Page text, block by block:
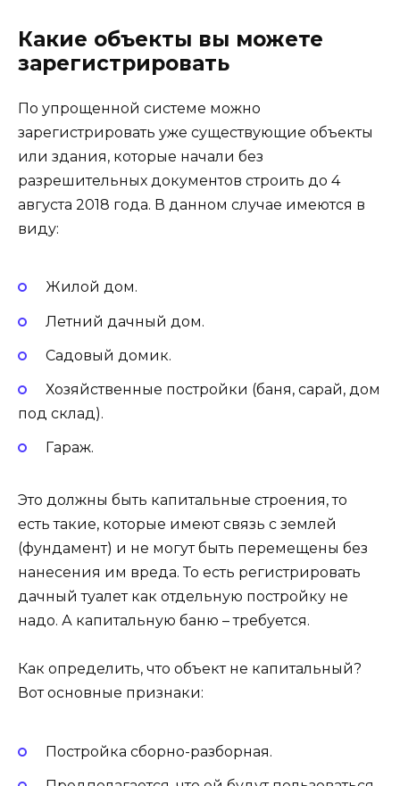
Какие объекты вы можете
зарегистрировать
По упрощенной системе можно
зарегистрировать уже существующие объекты
или здания, которые начали без
разрешительных документов строить до 4
августа 2018 года. В данном случае имеются в
виду:
Жилой дом.
Летний дачный дом.
Садовый домик.
Хозяйственные постройки (баня, сарай, дом
под склад).
Гараж.
Это должны быть капитальные строения, то
есть такие, которые имеют связь с землей
(фундамент) и не могут быть перемещены без
нанесения им вреда. То есть регистрировать
дачный туалет как отдельную постройку не
надо. А капитальную баню – требуется.
Как определить, что объект не капитальный?
Вот основные признаки:
Постройка сборно-разборная.